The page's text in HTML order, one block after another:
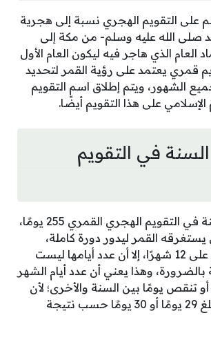
على التقويم الهجري نسبة إلى هجرية
صلى الله عليه وسلم- من مكة إلى
العام الذي هاجر فيه ليكون العام الأول
قمري يعتمد على رؤية القمر لتحديد
الشهور، ويتم إطلاق اسم التقويم
الإسلامي على هذا التقويم أيضًا.
السنة في التقويم
يبلغ عدد أيام السنة في التقويم الهجري القمري 255 يومًا،
القمر ليدور دورة كاملة،
وتتوزع هذه الأيام على 12 شهرًا، إلا أن عدد أيامها ليست
وهذا يعني أن عدد أيام الشهر
أو تنقص يومًا بين السنة والأخرى؛ لأن
عدد أيام الشهر تبلغ 29 يومًا أو 30 يومًا حسب نتيجة